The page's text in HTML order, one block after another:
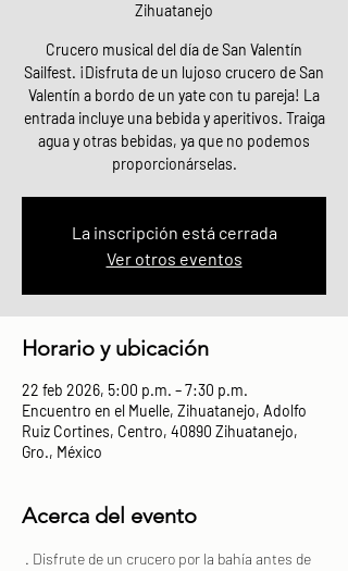
Zihuatanejo
Crucero musical del día de San Valentín
Sailfest. ¡Disfruta de un lujoso crucero de San
Valentín a bordo de un yate con tu pareja! La
entrada incluye una bebida y aperitivos. Traiga
agua y otras bebidas, ya que no podemos
proporcionárselas.
La inscripción está cerrada
Ver otros eventos
Horario y ubicación
22 feb 2026, 5:00 p.m. – 7:30 p.m.
Encuentro en el Muelle, Zihuatanejo, Adolfo
Ruiz Cortines, Centro, 40890 Zihuatanejo,
Gro., México
Acerca del evento